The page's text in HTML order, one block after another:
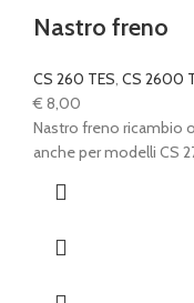
Nastro freno
CS 260 TES, CS 2600
€ 8,00
Nastro freno ricambio
anche per modelli CS